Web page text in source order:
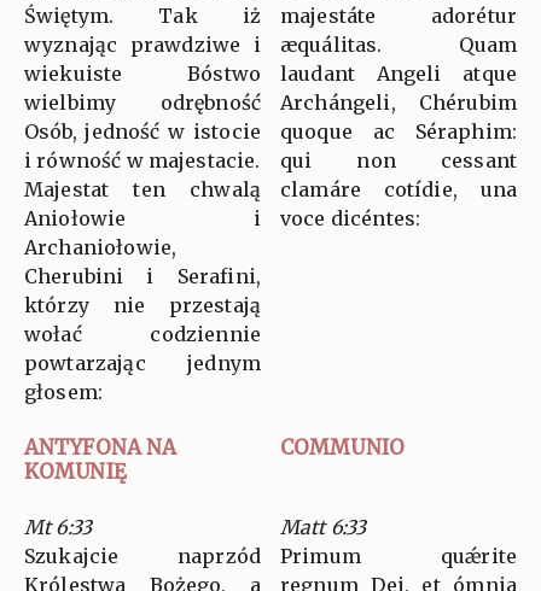
Świętym. Tak iż
wyznając prawdziwe i
wiekuiste Bóstwo
wielbimy odrębność
Osób, jedność w istocie
i równość w majestacie.
Majestat ten chwalą
Aniołowie i
Archaniołowie,
Cherubini i Serafini,
którzy nie przestają
wołać codziennie
powtarzając jednym
głosem:
majestáte adorétur
æquálitas. Quam
laudant Angeli atque
Archángeli, Chérubim
quoque ac Séraphim:
qui non cessant
clamáre cotídie, una
voce dicéntes:
ANTYFONA NA
KOMUNIĘ
COMMUNIO
Mt 6:33
Szukajcie naprzód
Królestwa Bożego, a
Matt 6:33
Primum quǽrite
regnum Dei, et ómnia